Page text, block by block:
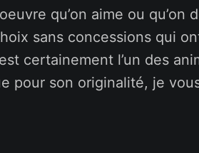
qu’on aime ou qu’on
sans concessions qui
certainement l’un des
pour son originalité, je